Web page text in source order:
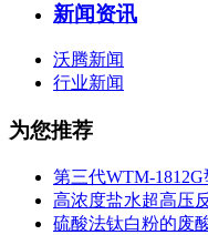
新闻资讯
沃腾新闻
行业新闻
为您推荐
第三代WTM-
高浓度盐水超高压
硫酸法钛白粉的废